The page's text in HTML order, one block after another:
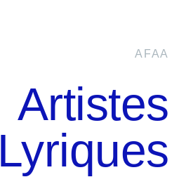
AFAA
Artistes
Lyriques